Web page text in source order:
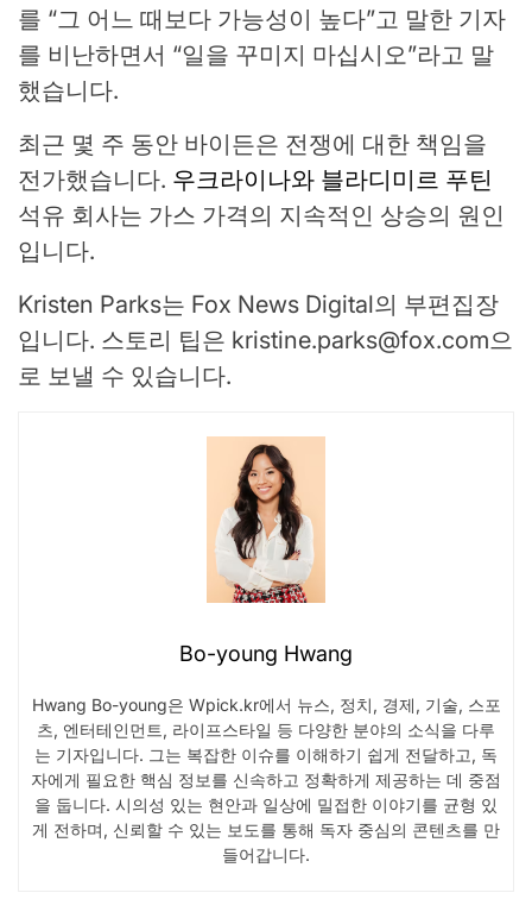
를 “그 어느 때보다 가능성이 높다”고 말한 기자
를 비난하면서 “일을 꾸미지 마십시오”라고 말
했습니다.
최근 몇 주 동안 바이든은 전쟁에 대한 책임을
전가했습니다. 우크라이나와 블라디미르 푸틴
석유 회사는 가스 가격의 지속적인 상승의 원인
입니다.
Kristen Parks는 Fox News Digital의 부편집장
입니다. 스토리 팁은 kristine.parks@fox.com으
로 보낼 수 있습니다.
Bo-young Hwang
Hwang Bo-young은 Wpick.kr에서 뉴스, 정치, 경제, 기술, 스포
츠, 엔터테인먼트, 라이프스타일 등 다양한 분야의 소식을 다루
는 기자입니다. 그는 복잡한 이슈를 이해하기 쉽게 전달하고, 독
자에게 필요한 핵심 정보를 신속하고 정확하게 제공하는 데 중점
을 둡니다. 시의성 있는 현안과 일상에 밀접한 이야기를 균형 있
게 전하며, 신뢰할 수 있는 보도를 통해 독자 중심의 콘텐츠를 만
들어갑니다.